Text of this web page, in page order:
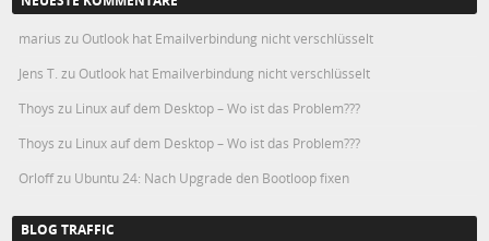
marius zu Outlook hat Emailverbindung nicht verschlüsselt
Jens T. zu Outlook hat Emailverbindung nicht verschlüsselt
Thoys zu Linux auf dem Desktop – Wo ist das Problem???
Thoys zu Linux auf dem Desktop – Wo ist das Problem???
Orloffzu Ubuntu 24: Nach Upgrade den Bootloop fixen
BLOG TRAFFIC